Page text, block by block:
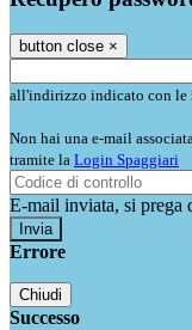
button close ×
all'indirizzo indicato con le
Non hai una e-mail
tramite la Login Spaggiari
E-mail inviata, si prega
Errore
Chiudi
Successo